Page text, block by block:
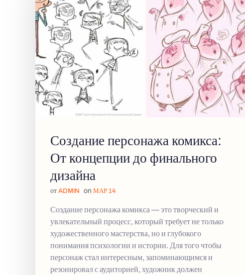
Создание персонажа комикса:
От концепции до финального
дизайна
от ADMIN on МАР 14
Создание персонажа комикса — это творческий и
увлекательный процесс, который требует не только
художественного мастерства, но и глубокого
понимания психологии и истории. Для того чтобы
персонаж стал интересным, запоминающимся и
резонировал с аудиторией, художник должен